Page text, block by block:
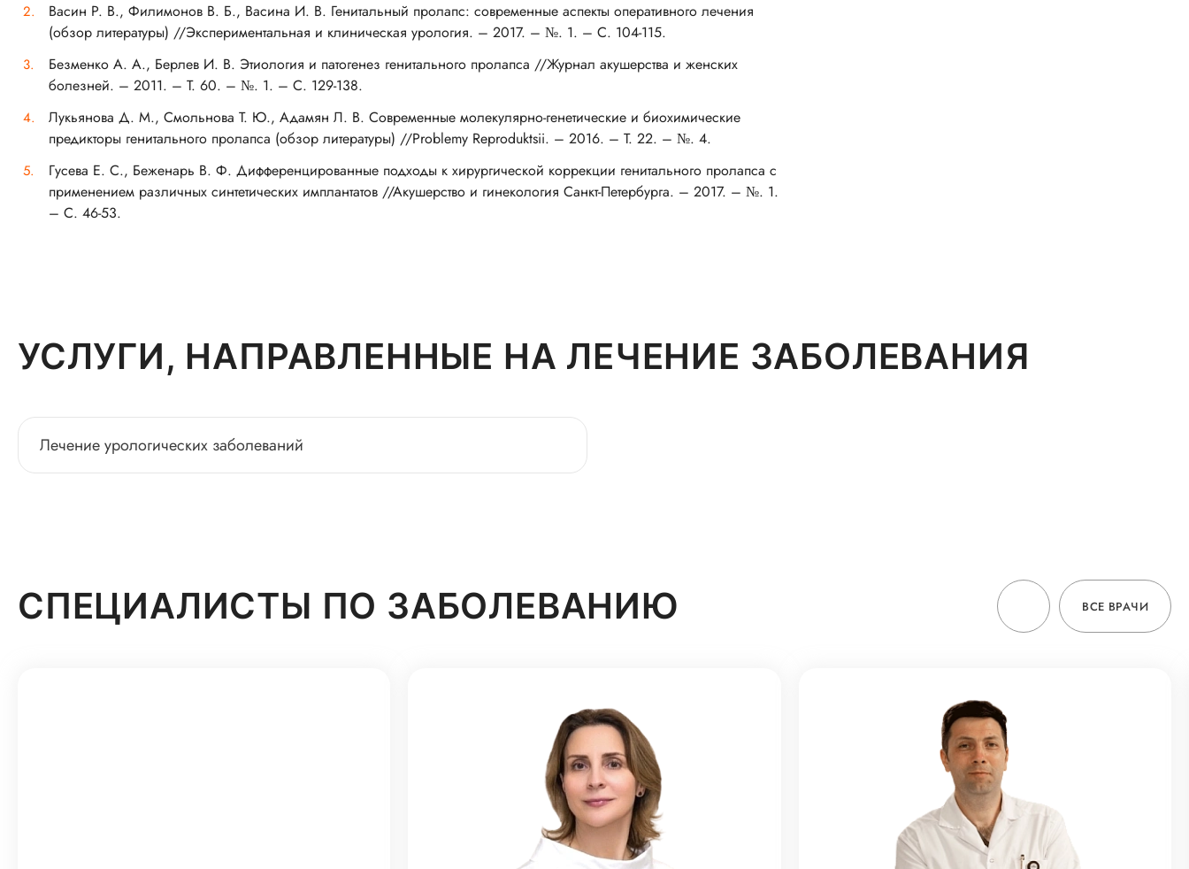
Васин Р. В., Филимонов В. Б., Васина И. В. Генитальный пролапс: современные аспекты оперативного лечения
(обзор литературы) //Экспериментальная и клиническая урология. – 2017. – №. 1. – С. 104-115.
Безменко А. А., Берлев И. В. Этиология и патогенез генитального пролапса //Журнал акушерства и женских
болезней. – 2011. – Т. 60. – №. 1. – С. 129-138.
Лукьянова Д. М., Смольнова Т. Ю., Адамян Л. В. Современные молекулярно-генетические и биохимические
предикторы генитального пролапса (обзор литературы) //Problemy Reproduktsii. – 2016. – Т. 22. – №. 4.
Гусева Е. С., Беженарь В. Ф. Дифференцированные подходы к хирургической коррекции генитального пролапса с
применением различных синтетических имплантатов //Акушерство и гинекология Санкт-Петербурга. – 2017. – №. 1.
– С. 46-53.
УСЛУГИ, НАПРАВЛЕННЫЕ НА ЛЕЧЕНИЕ ЗАБОЛЕВАНИЯ
Лечение урологических заболеваний
СПЕЦИАЛИСТЫ ПО ЗАБОЛЕВАНИЮ ВСЕ ВРАЧИ